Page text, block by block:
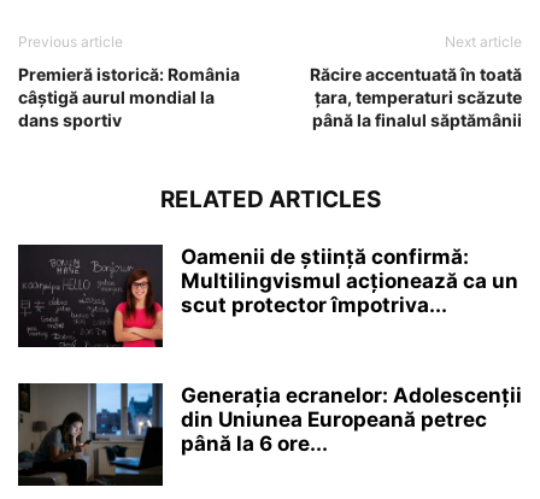
Previous article
Premieră istorică: România
câștigă aurul mondial la
dans sportiv
Next article
Răcire accentuată în toată
țara, temperaturi scăzute
până la finalul săptămânii
RELATED ARTICLES
Oamenii de știință confirmă:
Multilingvismul acționează ca un
scut protector împotriva...
Generația ecranelor: Adolescenții
din Uniunea Europeană petrec
până la 6 ore...